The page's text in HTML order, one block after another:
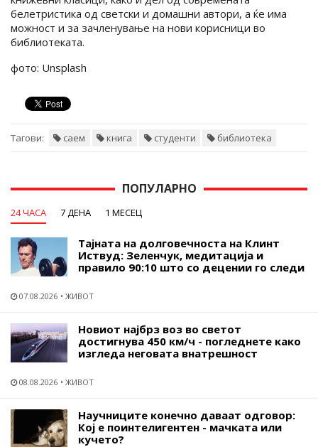
белетристика од светски и домашни автори, а ќе има
можност и за зачленување на нови корисници во
библиотеката.
фото: Unsplash
Тагови: саем книга студенти библиотека
ПОПУЛАРНО
24 ЧАСА 7 ДЕНА 1 МЕСЕЦ
Тајната на долговечноста на Клинт
Иствуд: Зеленчук, медитација и
правило 90:10 што со децении го следи
07.08.2026 ЖИВОТ
Новиот најбрз воз во светот
достигнува 450 км/ч - погледнете како
изгледа неговата внатрешност
08.08.2026 ЖИВОТ
Научниците конечно даваат одговор:
Кој е поинтелигентен - мачката или
кучето?